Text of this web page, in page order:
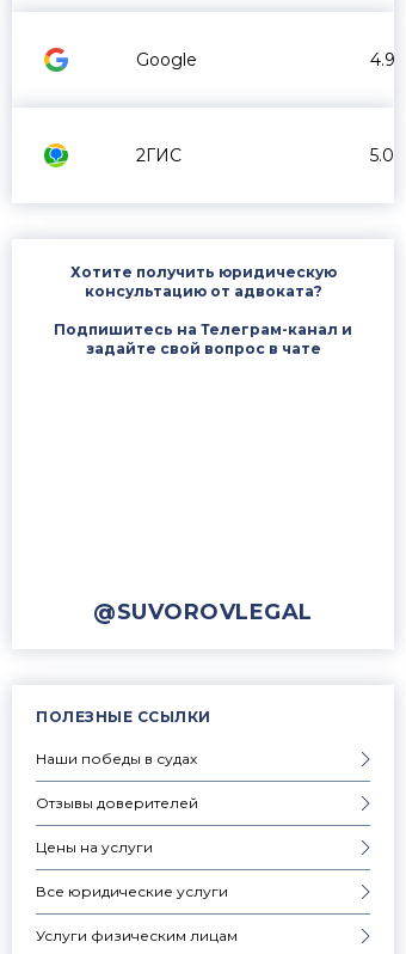
Google 4.9
2ГИС 5.0
Хотите получить юридическую
консультацию от адвоката?
Подпишитесь на Телеграм-канал и
задайте свой вопрос в чате
@SUVOROVLEGAL
ПОЛЕЗНЫЕ ССЫЛКИ
Наши победы в судах
Отзывы доверителей
Цены на услуги
Все юридические услуги
Услуги физическим лицам